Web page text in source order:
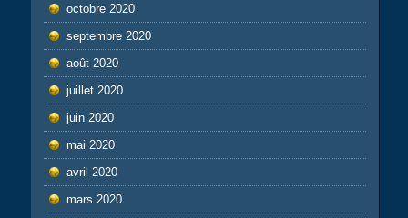
octobre 2020
septembre 2020
août 2020
juillet 2020
juin 2020
mai 2020
avril 2020
mars 2020